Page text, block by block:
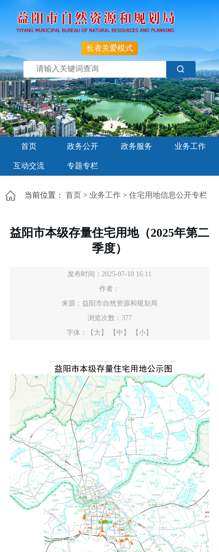
长者关爱模式
首页 政务公开 政务服务 业务工作
互动交流 专题专栏
当前位置： 首页 > 业务工作 > 住宅用地信息公开专栏
益阳市本级存量住宅用地（2025年第二
季度）
发布时间：2025-07-10 16:11
作者：
来源：益阳市自然资源和规划局
浏览次数： 377
字体：
【大】 【中】 【小】